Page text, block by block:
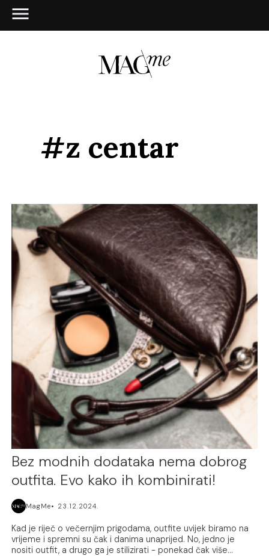
#z centar
Bez modnih dodataka nema dobrog
outfita. Evo kako ih kombinirati!
MagMe 23.12.2024.
Kad je riječ o večernjim prigodama, outfite uvijek biramo na
vrijeme i spremni su čak i danima unaprijed. No, jedno je
nositi outfit, a drugo ga je stilizirati - ponekad čak više...